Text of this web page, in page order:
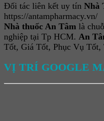
Đối tác liên kết uy tín Nhà
https://antampharmacy.vn/
Nhà thuốc An Tâm là
nghiệp tại Tp HCM. An
Tốt, Giá Tốt, Phục Vụ Tốt,
VỊ TRÍ GOOGLE